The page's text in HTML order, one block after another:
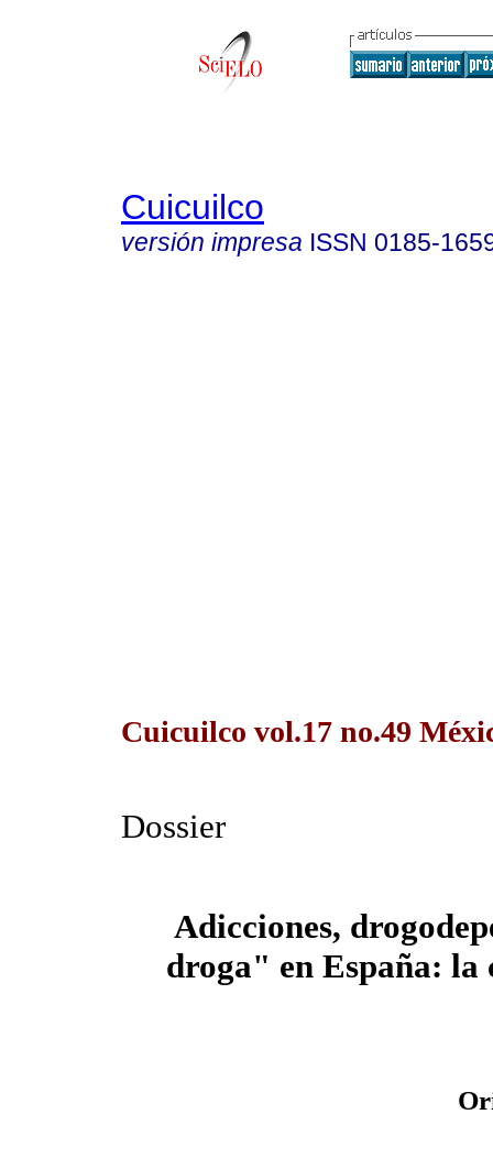
Cuicuilco
versión impresa ISSN 0185-
Cuicuilco vol.17 no.49
Dossier
Adicciones,
droga" en España: la